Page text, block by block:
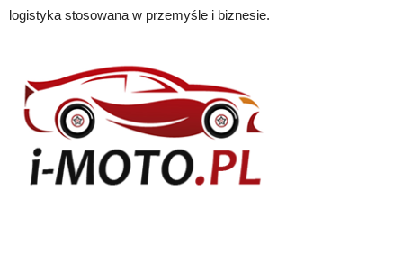
logistyka stosowana w przemyśle i biznesie.